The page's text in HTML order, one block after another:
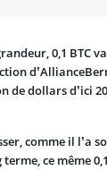
0,1 BTC
de dollars d’ici
comme il l’a
terme, ce même